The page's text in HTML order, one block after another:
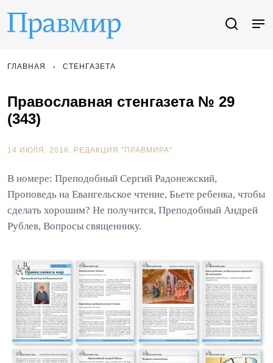
ГЛАВНАЯ СТЕНГАЗЕТА
Православная стенгазета № 29
(343)
14 ИЮЛЯ, 2016. РЕДАКЦИЯ "ПРАВМИРА"
В номере: Преподобный Сергий Радонежский,
Проповедь на Евангельское чтение, Бьете ребенка, чтобы
сделать хорошим? Не получится, Преподобный Андрей
Рублев, Вопросы священнику.